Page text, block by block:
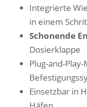
Integrierte
in einem
Schonende
Dosierklappe
Plug-and-
Einsetzbar in